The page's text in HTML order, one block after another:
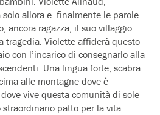
allora e finalmente le parole
ancora ragazza, il suo villaggio
tragedia. Violette affiderà questo
con l’incarico di consegnarlo alla
Una lingua forte, scabra
alle montagne dove è
vive questa comunità di sole
patto per la vita.